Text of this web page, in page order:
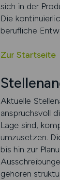
sich in der
Die
berufliche
Zur Startseite
Aktuelle
anspruchsvoll
Lage sind,
umzusetzen.
bis hin zur
gehören